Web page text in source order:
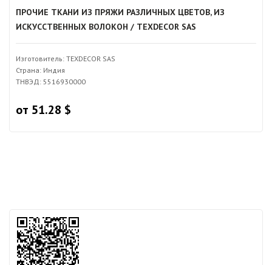
ПРОЧИЕ ТКАНИ ИЗ ПРЯЖИ РАЗЛИЧНЫХ ЦВЕТОВ, ИЗ
ИСКУССТВЕННЫХ ВОЛОКОН / TEXDECOR SAS
Изготовитель: TEXDECOR SAS
Страна: Индия
ТНВЭД: 5516930000
от 51.28 $